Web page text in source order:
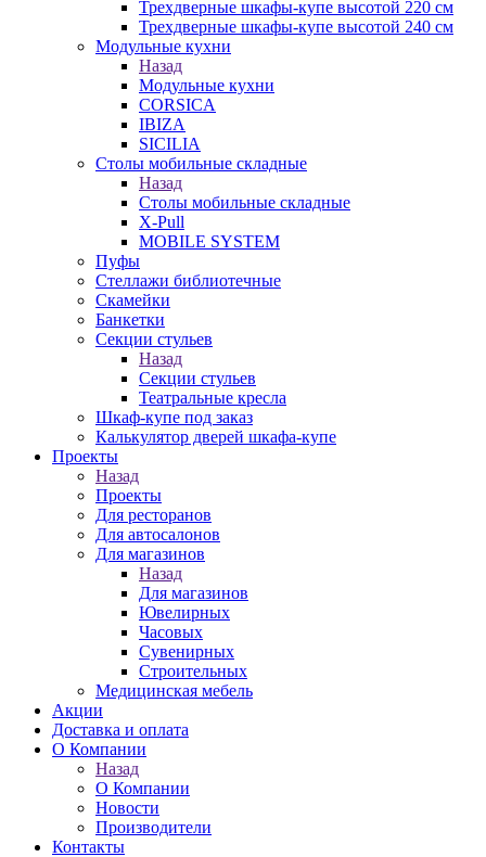
Трехдверные шкафы-купе высотой 220 см
Трехдверные шкафы-купе высотой 240 см
Модульные кухни
Назад
Модульные кухни
CORSICA
IBIZA
SICILIA
Столы мобильные складные
Назад
Столы мобильные складные
X-Pull
MOBILE SYSTEM
Пуфы
Стеллажи библиотечные
Скамейки
Банкетки
Секции стульев
Назад
Секции стульев
Театральные кресла
Шкаф-купе под заказ
Калькулятор дверей шкафа-купе
Проекты
Назад
Проекты
Для ресторанов
Для автосалонов
Для магазинов
Назад
Для магазинов
Ювелирных
Часовых
Сувенирных
Строительных
Медицинская мебель
Акции
Доставка и оплата
О Компании
Назад
О Компании
Новости
Производители
Контакты